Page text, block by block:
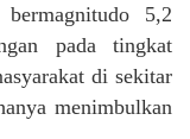
5,2
pada tingkat
di sekitar
menimbulkan